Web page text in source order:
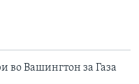
во Вашингтон за Газа